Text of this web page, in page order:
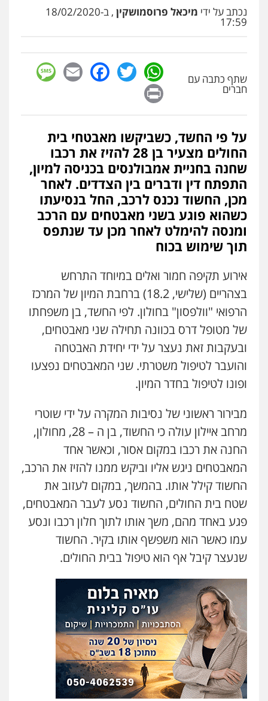
עו"ד שלומי שרון
מעצרים וחקירות
עו"ד אלון קריטי
כלכלי
0525544654
עו"ד דפנה לביא
משפחה גישור
0507206063
עו"ד זוהר ארבל
פלילי פשיעה חמורה מעצרים וחקירות
קטינים
0538788878
עו"ד אסף דוק
פלילי עבירות מין סמים והימורים פשיעה
חמורה חקירות ומעצרים צווארון לבן והונאה
0526885006
עו"ד שלי גורביץ – לוי
משפט פלילי
וחקירות צבאי תעבורה
0544218336
משרד עורכי דין חן ברוך
פלילי דיני תעבורה מעצרים וחקירות
0505078733
עו"ד קארין לגטיוי
פלילי פשיעה חמורה מעצרים וחקירות
0507446995
משרד עורכי דין טאי שרקי
פלילי
0547556464
עו"ד אילן אלימלך
פלילי פשיעה חמורה תעבורה אסירים
0522992110
עו"ד שאדי נאטור
נכתב על ידי מיכאל פרוסמושקין , ב-18/02/2020
17:59
שתף כתבה עם
חברים
WhatsApp
Twitter
Facebook
Email
על פי החשד, כשביקשו מאבטחי בית
החולים מצעיר בן 28 להזיז את רכבו
שחנה בחניית אמבולנסים בכניסה למיון,
התפתח דין ודברים בין הצדדים. לאחר
מכן, החשוד נכנס לרכב, החל בנסיעתו
כשהוא פוגע בשני מאבטחים עם הרכב
ומנסה להימלט לאחר מכן עד שנתפס
תוך שימוש בכוח
אירוע תקיפה חמור ואלים במיוחד התרחש
בצהריים (שלישי, 18.2) ברחבת המיון של המרכז
הרפואי "וולפסון" בחולון. לפי החשד, בן משפחתו
של מטופל דרס בכוונה תחילה שני מאבטחים,
ובעקבות זאת נעצר על ידי יחידת האבטחה
והועבר לטיפול משטרתי. שני המאבטחים נפצעו
ופונו לטיפול בחדר המיון.
מבירור ראשוני של נסיבות המקרה על ידי שוטרי
מרחב איילון עולה כי החשוד, בן ה – 28, מחולון,
החנה את רכבו במקום אסור, וכאשר אחד
המאבטחים ניגש אליו וביקש ממנו להזיז את הרכב,
החשוד קילל אותו. בהמשך, במקום לעזוב את
שטח בית החולים, החשוד נסע לעבר המאבטחים,
פגע באחד מהם, משך אותו לתוך חלון רכבו ונסע
עמו כאשר הוא משפשף אותו בקיר. החשוד
שנעצר קיבל אף הוא טיפול בבית החולים.